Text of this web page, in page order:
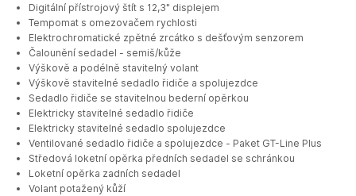
Digitální přístrojový štít s 12,3" displejem
Tempomat s omezovačem rychlosti
Elektrochromatické zpětné zrcátko s dešťovým senzorem
Čalounění sedadel - semiš/kůže
Výškově a podélně stavitelný volant
Výškově stavitelné sedadlo řidiče a spolujezdce
Sedadlo řidiče se stavitelnou bederní opěrkou
Elektricky stavitelné sedadlo řidiče
Elektricky stavitelné sedadlo spolujezdce
Ventilované sedadlo řidiče a spolujezdce - Paket GT-Line Plus
Středová loketní opěrka předních sedadel se schránkou
Loketní opěrka zadních sedadel
Volant potažený kůží